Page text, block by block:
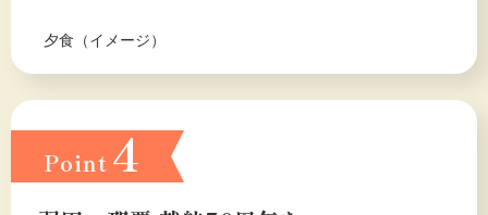
夕食（イメージ）
Point4